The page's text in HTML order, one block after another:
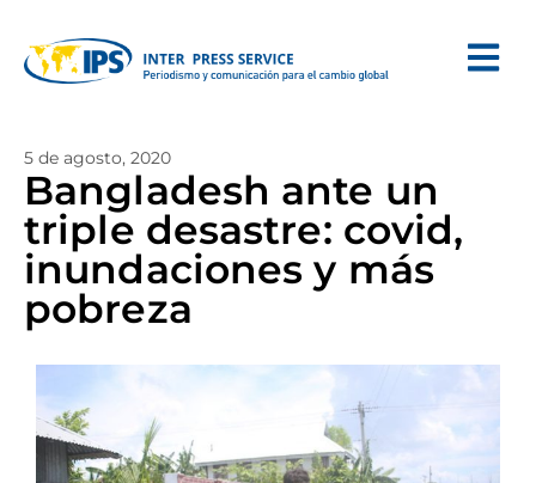
5 de agosto, 2020
Bangladesh ante un
triple desastre: covid,
inundaciones y más
pobreza